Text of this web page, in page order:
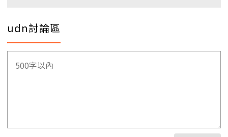
udn討論區